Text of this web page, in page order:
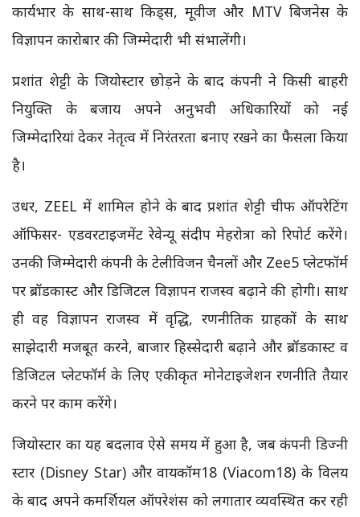
कार्यभार के साथ-साथ किड्स, मूवीज और MTV बिजनेस के
विज्ञापन कारोबार की जिम्मेदारी भी संभालेंगी।
प्रशांत शेट्टी के जियोस्टार छोड़ने के बाद कंपनी ने किसी बाहरी
नियुक्ति के बजाय अपने अनुभवी अधिकारियों को नई
जिम्मेदारियां देकर नेतृत्व में निरंतरता बनाए रखने का फैसला किया
है।
उधर, ZEEL में शामिल होने के बाद प्रशांत शेट्टी चीफ ऑपरेटिंग
ऑफिसर- एडवरटाइजमेंट रेवेन्यू संदीप मेहरोत्रा को रिपोर्ट करेंगे।
उनकी जिम्मेदारी कंपनी के टेलीविजन चैनलों और Zee5 प्लेटफॉर्म
पर ब्रॉडकास्ट और डिजिटल विज्ञापन राजस्व बढ़ाने की होगी। साथ
ही वह विज्ञापन राजस्व में वृद्धि, रणनीतिक ग्राहकों के साथ
साझेदारी मजबूत करने, बाजार हिस्सेदारी बढ़ाने और ब्रॉडकास्ट व
डिजिटल प्लेटफॉर्म के लिए एकीकृत मोनेटाइजेशन रणनीति तैयार
करने पर काम करेंगे।
जियोस्टार का यह बदलाव ऐसे समय में हुआ है, जब कंपनी डिज्नी
स्टार (Disney Star) और वायकॉम18 (Viacom18) के विलय
के बाद अपने कमर्शियल ऑपरेशंस को लगातार व्यवस्थित कर रही